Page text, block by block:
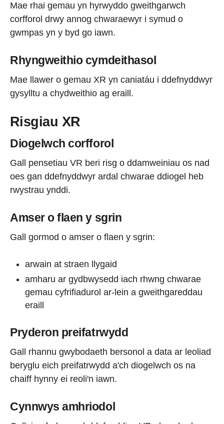
Mae rhai gemau yn hyrwyddo gweithgarwch
corfforol drwy annog chwaraewyr i symud o
gwmpas yn y byd go iawn.
Rhyngweithio cymdeithasol
Mae llawer o gemau XR yn caniatáu i ddefnyddwyr
gysylltu a chydweithio ag eraill.
Risgiau XR
Diogelwch corfforol
Gall pensetiau VR beri risg o ddamweiniau os nad
oes gan ddefnyddwyr ardal chwarae ddiogel heb
rwystrau ynddi.
Amser o flaen y sgrin
Gall gormod o amser o flaen y sgrin:
arwain at straen llygaid
amharu ar gydbwysedd iach rhwng chwarae
gemau cyfrifiadurol ar-lein a gweithgareddau
eraill
Pryderon preifatrwydd
Gall rhannu gwybodaeth bersonol a data ar leoliad
beryglu eich preifatrwydd a'ch diogelwch os na
chaiff hynny ei reoli'n iawn.
Cynnwys amhriodol